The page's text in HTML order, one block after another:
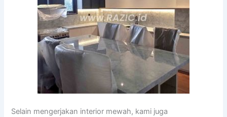
Selain mengerjakan interior mewah, kami juga